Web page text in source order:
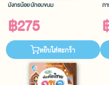
มังกรน้อยนักอบขนม
฿275
หยิบใส่ตะกร้า
ภ